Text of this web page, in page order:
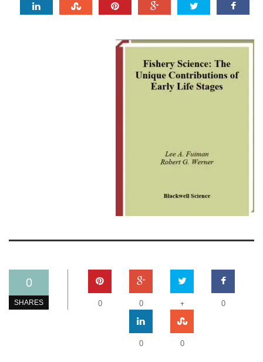
0
SHARES 0
+
0
0
0
0